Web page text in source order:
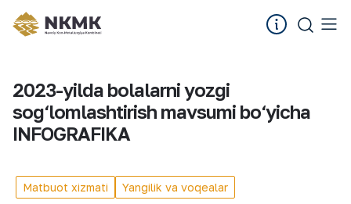
2023-yilda bolalarni yozgi
sog‘lomlashtirish mavsumi bo‘yicha
INFOGRAFIKA
Matbuot xizmati Yangilik va voqealar